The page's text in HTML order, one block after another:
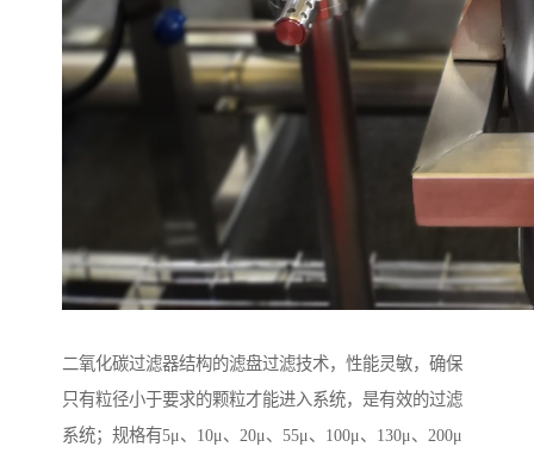
二氧化碳过滤器结构的滤盘过滤技术，性能灵敏，确保
只有粒径小于要求的颗粒才能进入系统，是有效的过滤
系统；规格有5μ、10μ、20μ、55μ、100μ、130μ、200μ